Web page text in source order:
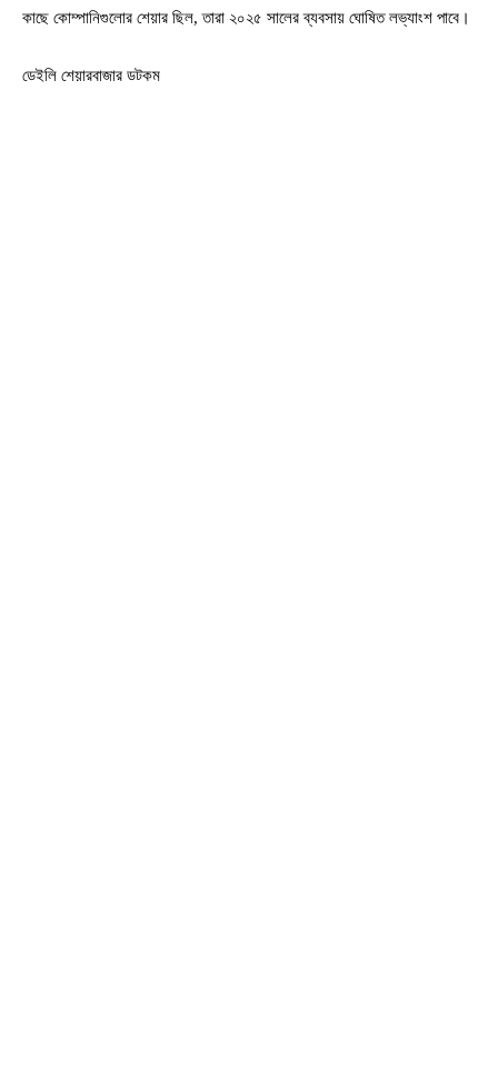
কাছে কোম্পানিগুলোর শেয়ার ছিল, তারা ২০২৫ সালের ব্যবসায় ঘোষিত লভ্যাংশ পাবে।
ডেইলি শেয়ারবাজার ডটকম